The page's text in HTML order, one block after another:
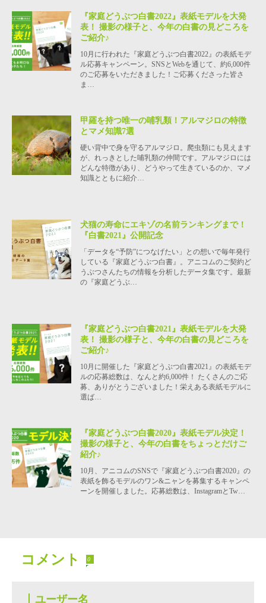
『家庭どうぶつ白書2022』表紙モデルを大発
表！ 撮影の様子と、今年の白書の見どころを
ご紹介♪
10月に行われた『家庭どうぶつ白書2022』の表紙モデ
ル応募キャンペーン。SNSとWebを通じて、約6,000件
のご応募をいただきました！ご応募くださった皆さ
ま…
甲羅を持つ唯一の哺乳類！アルマジロの特徴
とマメ知識7選
硬い背中で身を守るアルマジロ。爬虫類にも見えます
が、れっきとした哺乳類の仲間です。アルマジロには
どんな特徴があり、どうやって生きているのか、マメ
知識とともに紹介…
犬猫の寿命にエキゾの名前ランキングまで！
『白書2021』公開記念
「データを“予防”につなげたい」との想いで毎年発行
している『家庭どうぶつ白書』。アニコムのご契約ど
うぶつさんたちの情報を分析したデータ集です。最新
の『家庭どうぶ…
『家庭どうぶつ白書2021』表紙モデルを大発
表！ 撮影の様子と、今年の白書の見どころを
ご紹介♪
10月に開催した『家庭どうぶつ白書2021』の表紙モデ
ルの応募総数は、なんと約6,000件！ たくさんのご応
募、ありがとうございました！栄えある表紙モデルに
選ば…
『家庭どうぶつ白書2020』表紙モデル決定！
撮影の様子と、今年の白書をちょっとだけご
紹介♪
10月、アニコムのSNSで『家庭どうぶつ白書2020』の
表紙を飾るモデルのワン&ニャンを募集するキャンペ
ーンを開催しました。応募総数は、InstagramとTw…
コメント 0